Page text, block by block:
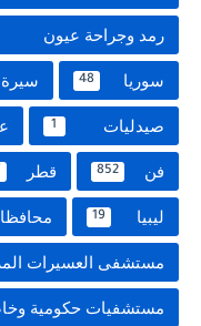
رمد وجراحة عيون
سوريا 48
صيدليات 1
فن 852 قطر
ليبيا 19
مستشفى العسيرات
مستشفيات حكومية